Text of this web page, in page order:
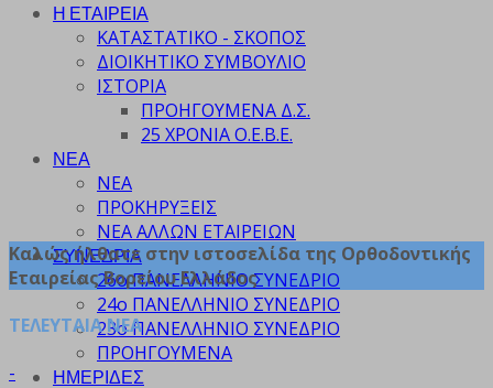
Η ΕΤΑΙΡΕΙΑ
ΚΑΤΑΣΤΑΤΙΚΟ - ΣΚΟΠΟΣ
ΔΙΟΙΚΗΤΙΚΟ ΣΥΜΒΟΥΛΙΟ
ΙΣΤΟΡΙΑ
ΠΡΟΗΓΟΥΜΕΝΑ Δ.Σ.
25 ΧΡΟΝΙΑ Ο.Ε.Β.Ε.
ΝΕΑ
ΝΕΑ
ΠΡΟΚΗΡΥΞΕΙΣ
ΝΕΑ ΑΛΛΩΝ ΕΤΑΙΡΕΙΩΝ
ΣΥΝΕΔΡΙΑ
26ο ΠΑΝΕΛΛΗΝΙΟ ΣΥΝΕΔΡΙΟ
24ο ΠΑΝΕΛΛΗΝΙΟ ΣΥΝΕΔΡΙΟ
23ο ΠΑΝΕΛΛΗΝΙΟ ΣΥΝΕΔΡΙΟ
ΠΡΟΗΓΟΥΜΕΝΑ
ΗΜΕΡΙΔΕΣ
Καλώς ήλθατε στην ιστοσελίδα της Ορθοδοντικής
Εταιρείας Βορείου Ελλάδος
ΤΕΛΕΥΤΑΙΑ ΝΕΑ
-